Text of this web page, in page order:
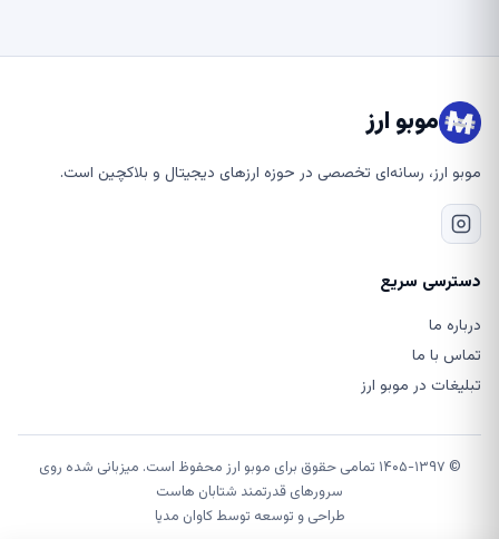
موبو ارز
موبو ارز، رسانه‌ای تخصصی در حوزه ارزهای دیجیتال و بلاکچین است.
دسترسی سریع
درباره ما
تماس با ما
تبلیغات در موبو ارز
© ۱۴۰۵-۱۳۹۷ تمامی حقوق برای موبو ارز محفوظ است. میزبانی شده روی
سرورهای قدرتمند شتابان هاست
طراحی و توسعه توسطکاوان مدیا